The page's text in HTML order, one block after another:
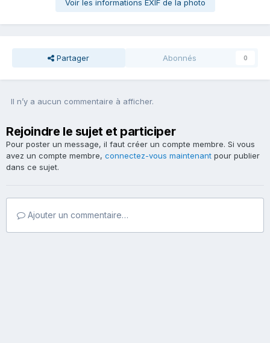
Voir les informations EXIF de la photo
Partager Abonnés 0
Il n’y a aucun commentaire à afficher.
Rejoindre le sujet et participer
Pour poster un message, il faut créer un compte membre. Si vous
avez un compte membre, connectez-vous maintenant pour publier
dans ce sujet.
Ajouter un commentaire…